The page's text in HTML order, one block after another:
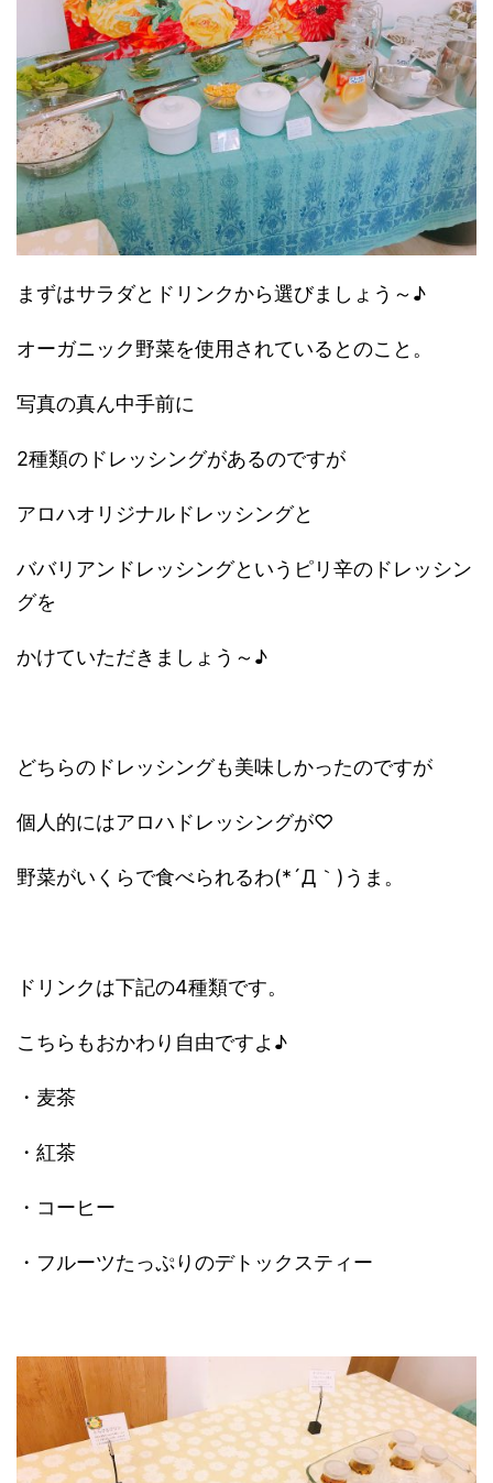
まずはサラダとドリンクから選びましょう～♪
オーガニック野菜を使用されているとのこと。
写真の真ん中手前に
2種類のドレッシングがあるのですが
アロハオリジナルドレッシングと
ババリアンドレッシングというピリ辛のドレッシン
グを
かけていただきましょう～♪
どちらのドレッシングも美味しかったのですが
個人的にはアロハドレッシングが♡
野菜がいくらで食べられるわ(*´Д｀)うま。
ドリンクは下記の4種類です。
こちらもおかわり自由ですよ♪
・麦茶
・紅茶
・コーヒー
・フルーツたっぷりのデトックスティー